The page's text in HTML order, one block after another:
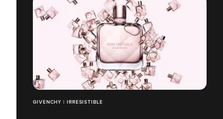
GIVENCHY | IRRESISTIBLE